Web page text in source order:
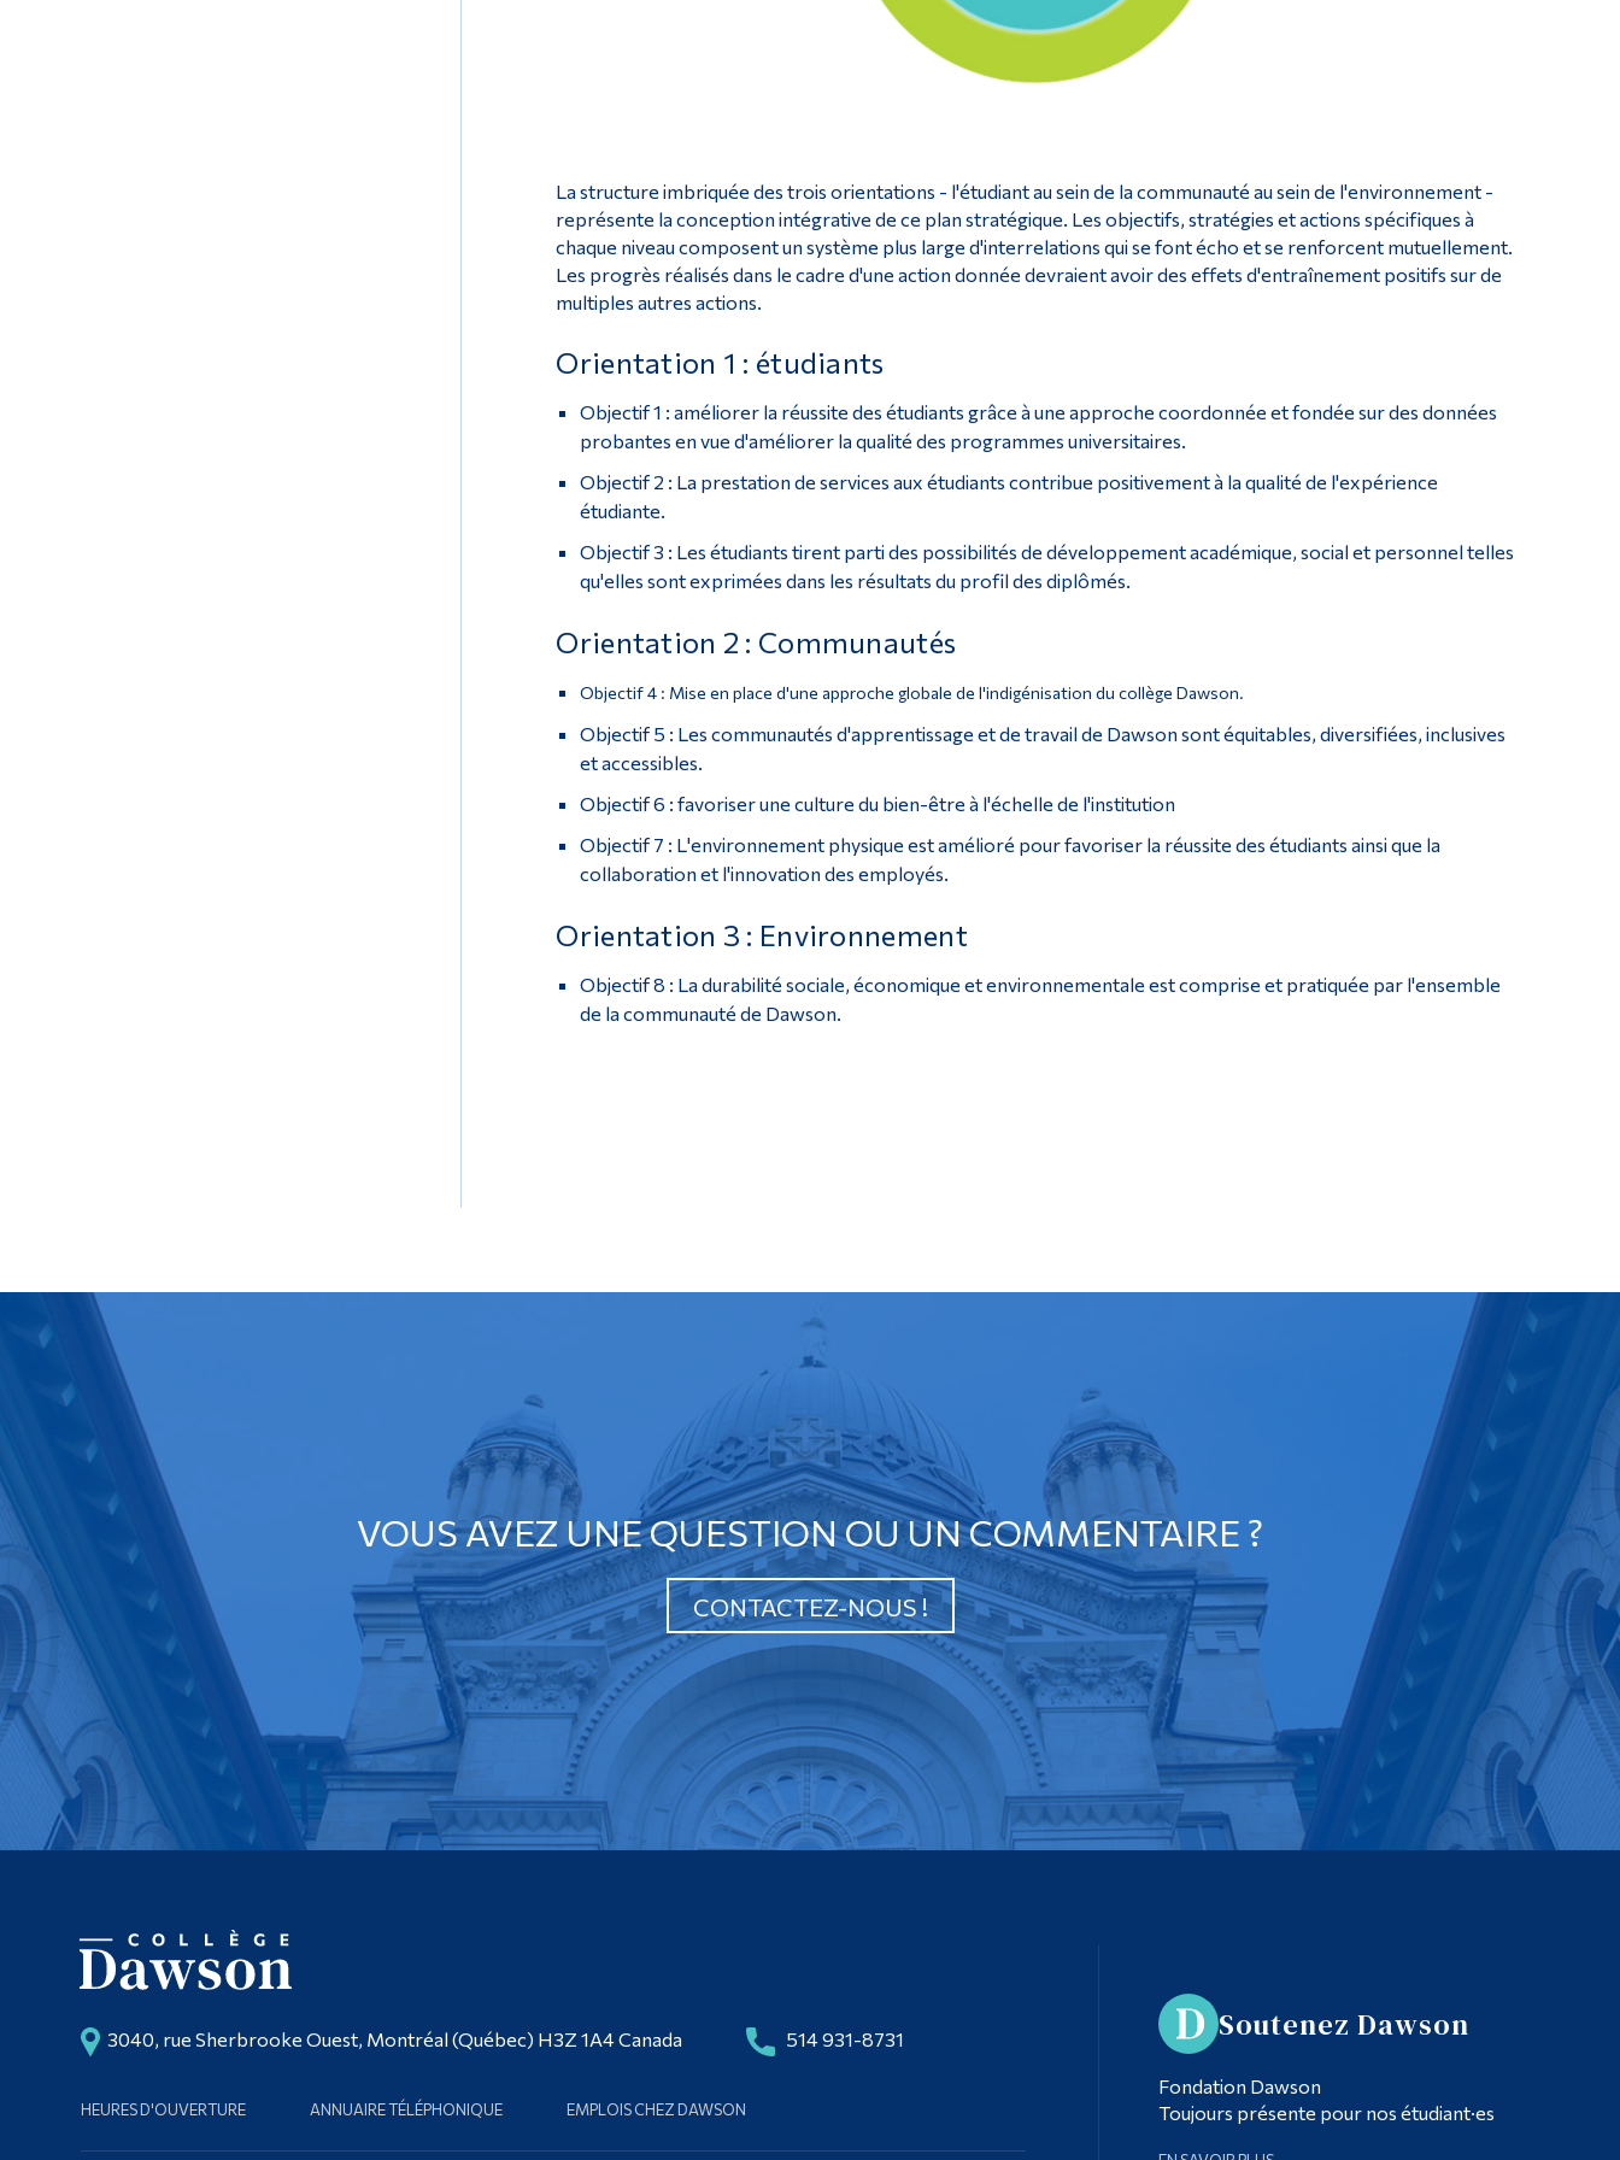
La structure imbriquée des trois orientations - l'étudiant au sein de la communauté au sein de l'environnement -
représente la conception intégrative de ce plan stratégique. Les objectifs, stratégies et actions spécifiques à
chaque niveau composent un système plus large d'interrelations qui se font écho et se renforcent mutuellement.
Les progrès réalisés dans le cadre d'une action donnée devraient avoir des effets d'entraînement positifs sur de
multiples autres actions.
Orientation 1 : étudiants
Objectif 1 : améliorer la réussite des étudiants grâce à une approche coordonnée et fondée sur des données
probantes en vue d'améliorer la qualité des programmes universitaires.
Objectif 2 : La prestation de services aux étudiants contribue positivement à la qualité de l'expérience
étudiante.
Objectif 3 : Les étudiants tirent parti des possibilités de développement académique, social et personnel telles
qu'elles sont exprimées dans les résultats du profil des diplômés.
Orientation 2 : Communautés
Objectif 4 : Mise en place d'une approche globale de l'indigénisation du collège Dawson.
Objectif 5 : Les communautés d'apprentissage et de travail de Dawson sont équitables, diversifiées, inclusives
et accessibles.
Objectif 6 : favoriser une culture du bien-être à l'échelle de l'institution
Objectif 7 : L'environnement physique est amélioré pour favoriser la réussite des étudiants ainsi que la
collaboration et l'innovation des employés.
Orientation 3 : Environnement
Objectif 8 : La durabilité sociale, économique et environnementale est comprise et pratiquée par l'ensemble
de la communauté de Dawson.
VOUS AVEZ UNE QUESTION OU UN COMMENTAIRE ?
CONTACTEZ-NOUS !
3040, rue Sherbrooke Ouest, Montréal (Québec) H3Z 1A4 Canada 514 931-8731
HEURES D'OUVERTURE ANNUAIRE TÉLÉPHONIQUE EMPLOIS CHEZ DAWSON
Soutenez Dawson
Fondation Dawson
Toujours présente pour nos étudiant·es